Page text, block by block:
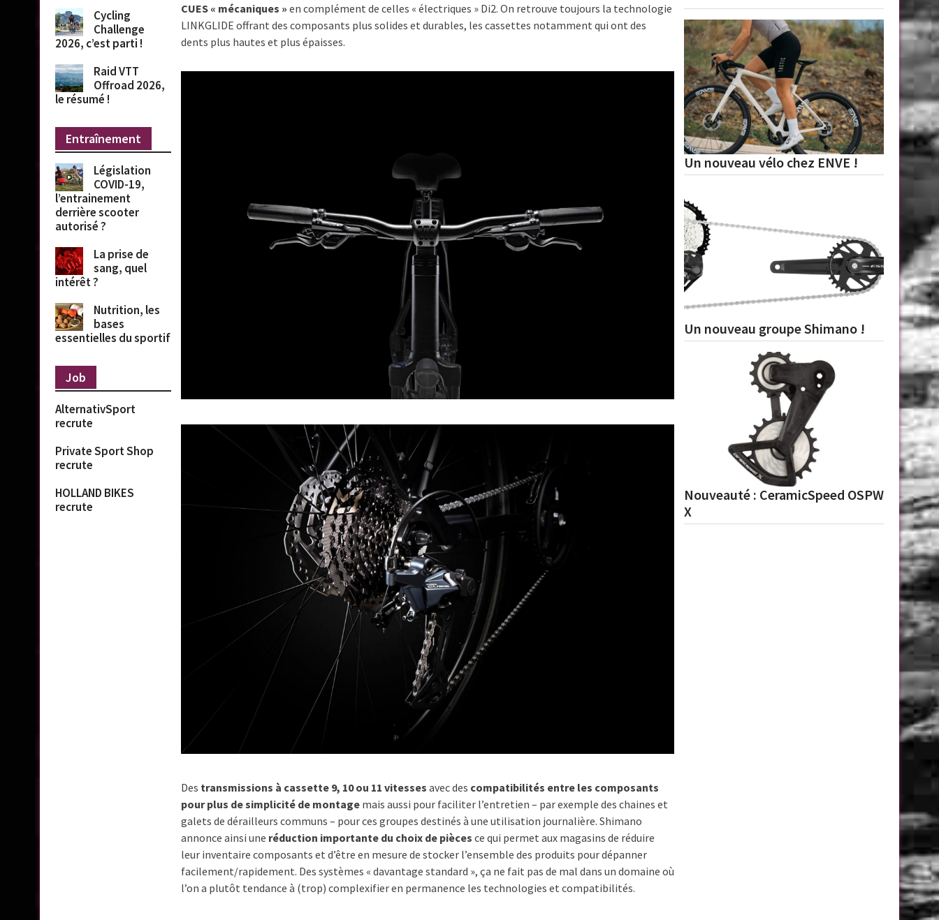
CUES « mécaniques » en complément de celles « électriques » Di2. On retrouve toujours la technologie
LINKGLIDE offrant des composants plus solides et durables, les cassettes notamment qui ont des
dents plus hautes et plus épaisses.
Des transmissions à cassette 9, 10 ou 11 vitesses avec des compatibilités entre les composants
pour plus de simplicité de montage mais aussi pour faciliter l’entretien – par exemple des chaines et
galets de dérailleurs communs – pour ces groupes destinés à une utilisation journalière. Shimano
annonce ainsi une réduction importante du choix de pièces ce qui permet aux magasins de réduire
leur inventaire composants et d’être en mesure de stocker l’ensemble des produits pour dépanner
facilement/rapidement. Des systèmes « davantage standard », ça ne fait pas de mal dans un domaine où
l’on a plutôt tendance à (trop) complexifier en permanence les technologies et compatibilités.
Cycling
Challenge
2026, c’est parti !
Raid VTT
Offroad 2026,
le résumé !
Entraînement
Législation
COVID-19,
l’entrainement
derrière scooter
autorisé ?
La prise de
sang, quel
intérêt ?
Nutrition, les
bases
essentielles du sportif
Job
AlternativSport
recrute
Private Sport Shop
recrute
HOLLAND BIKES
recrute
Un nouveau vélo chez ENVE !
Un nouveau groupe Shimano !
Nouveauté : CeramicSpeed OSPW
X